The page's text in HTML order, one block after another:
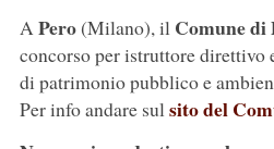
APero(Milano), il Comune di
concorso per istruttore direttivo
di patrimonio pubblico e
Per info andare sulsito del